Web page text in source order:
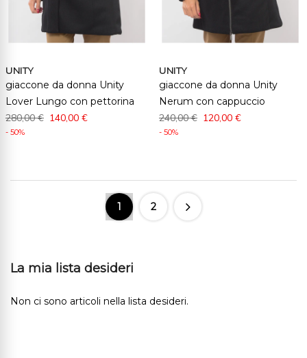
UNITY
giaccone da donna Unity
Lover Lungo con pettorina
280,00 € 140,00 €
- 50%
UNITY
giaccone da donna Unity
Nerum con cappuccio
240,00 € 120,00 €
- 50%
1 2
La mia lista desideri
Non ci sono articoli nella lista desideri.